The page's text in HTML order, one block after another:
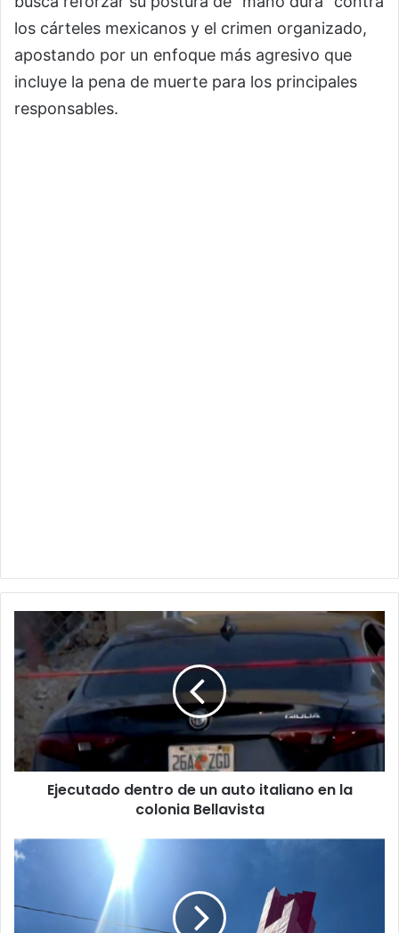
los cárteles mexicanos y el crimen organizado,
apostando por un enfoque más agresivo que
incluye la pena de muerte para los principales
responsables.
Ejecutado
de
un
auto
italiano
colonia
BellavistaEjecutado dentro de un auto italiano en la
colonia Bellavista
Para
TEAM
Llega